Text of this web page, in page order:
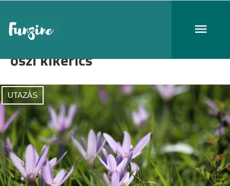
őszi kikerics
UTAZÁS